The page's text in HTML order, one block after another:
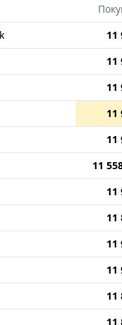
11
11
11
11
11
11
11
11
11
11
11
11